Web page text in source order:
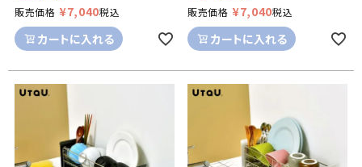
販売価格 ¥7,040税込
カートに入れる
販売価格 ¥7,040税込
カートに入れる